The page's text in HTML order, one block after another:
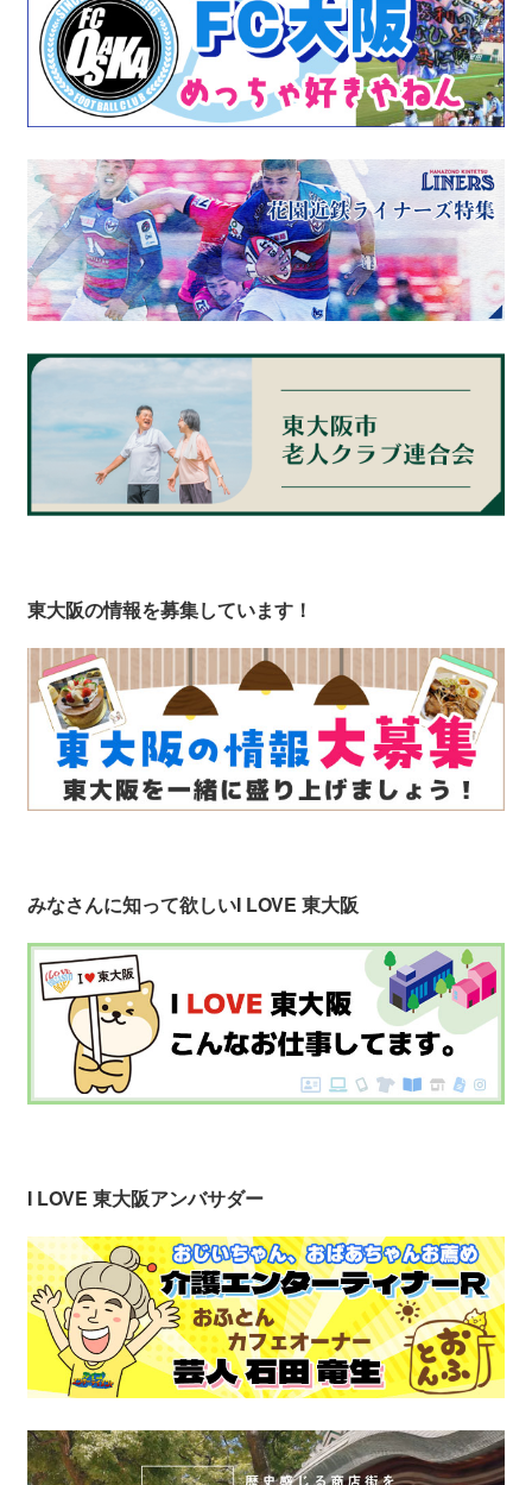
東大阪の情報を募集しています！
みなさんに知って欲しいI LOVE 東大阪
I LOVE 東大阪アンバサダー